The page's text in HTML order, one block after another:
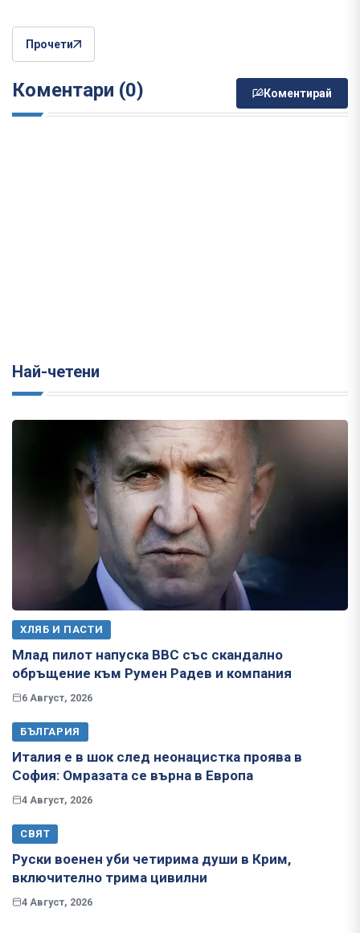
Прочети
Коментари (0) Коментирай
Най-четени
ХЛЯБ И ПАСТИ
Млад пилот напуска ВВС със скандално
обръщение към Румен Радев и компания
6 Август, 2026
БЪЛГАРИЯ
Италия е в шок след неонацистка проява в
София: Омразата се върна в Европа
4 Август, 2026
СВЯТ
Руски военен уби четирима души в Крим,
включително трима цивилни
4 Август, 2026